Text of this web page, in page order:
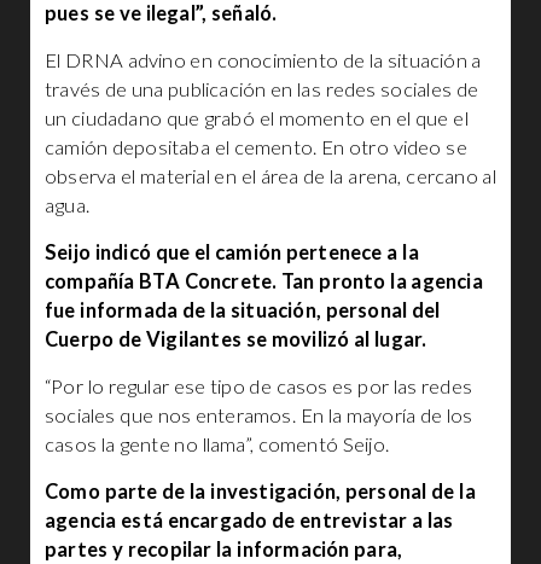
pues se ve ilegal”, señaló.
El DRNA advino en conocimiento de la situación a
través de una publicación en las redes sociales de
un ciudadano que grabó el momento en el que el
camión depositaba el cemento. En otro video se
observa el material en el área de la arena, cercano al
agua.
Seijo indicó que el camión pertenece a la
compañía BTA Concrete. Tan pronto la agencia
fue informada de la situación, personal del
Cuerpo de Vigilantes se movilizó al lugar.
“Por lo regular ese tipo de casos es por las redes
sociales que nos enteramos. En la mayoría de los
casos la gente no llama”, comentó Seijo.
Como parte de la investigación, personal de la
agencia está encargado de entrevistar a las
partes y recopilar la información para,